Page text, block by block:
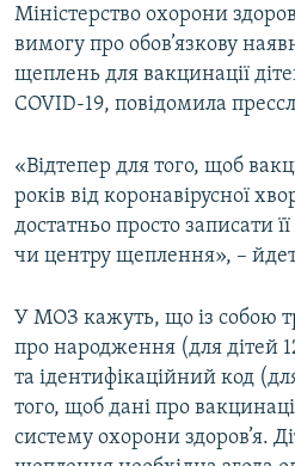
КТАТ
ДОЛУЧАЙСЯ!
Усі сайти RFE/RL
Міністерство охорони
вимогу про обов’язкову
щеплень для вакцинації
COVID-19, повідомила
«Відтепер для того, щоб
років від коронавірусної
достатньо просто записати
чи центру щеплення», –
У МОЗ кажуть, що із собою
про народження (для дітей
та ідентифікаційний код
того, щоб дані про
систему охорони здоров’я.